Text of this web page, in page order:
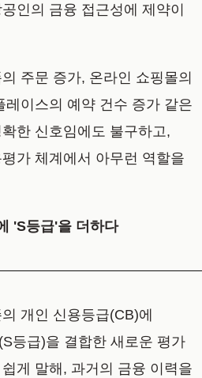
인의 금융 접근성에 제약이
주문 증가, 온라인 쇼핑몰의
이스의 예약 건수 증가 같은
한 신호임에도 불구하고,
가 체계에서 아무런 역할을
'S등급'을 더하다
개인 신용등급(CB)에
등급)을 결합한 새로운 평가
게 말해, 과거의 금융 이력을